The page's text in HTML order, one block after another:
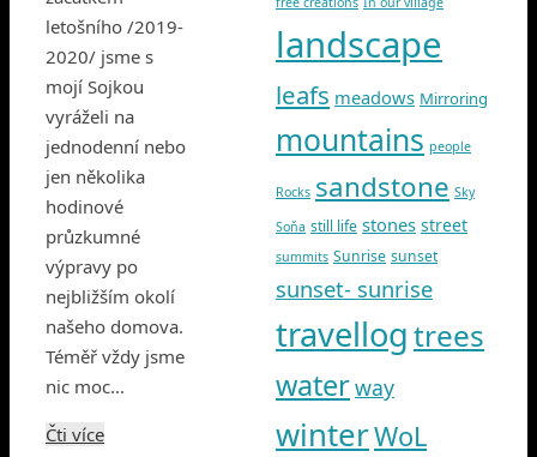
letošního /2019-
2020/ jsme s
mojí Sojkou
vyráželi na
jednodenní nebo
jen několika
hodinové
průzkumné
výpravy po
nejbližším okolí
našeho domova.
Téměř vždy jsme
nic moc…
Čti více
landscape
leafs meadows Mirroring
mountains people
Rocks sandstone Sky
Soňa still life stones street
summits Sunrise sunset
sunset- sunrise
travellogtrees
waterway
winterWoL